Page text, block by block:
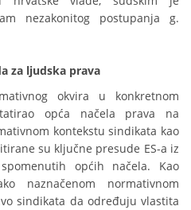
nezakonitog postupanja g.
za ljudska prava
okvira u konkretnom
opća načela prava na
kontekstu sindikata kao
su ključne presude ES-a iz
općih načela. Kao
naznačenom normativnom
sindikata da određuju vlastita